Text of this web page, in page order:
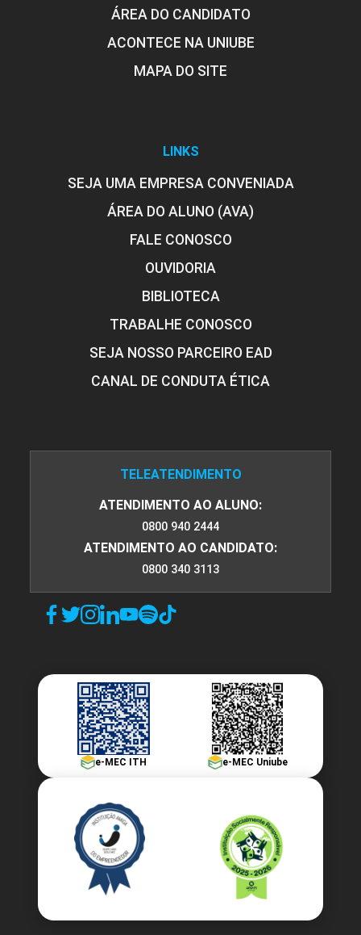
ÁREA DO CANDIDATO
ACONTECE NA UNIUBE
MAPA DO SITE
LINKS
SEJA UMA EMPRESA CONVENIADA
ÁREA DO ALUNO (AVA)
FALE CONOSCO
OUVIDORIA
BIBLIOTECA
TRABALHE CONOSCO
SEJA NOSSO PARCEIRO EAD
CANAL DE CONDUTA ÉTICA
TELEATENDIMENTO
ATENDIMENTO AO ALUNO:
0800 940 2444
ATENDIMENTO AO CANDIDATO:
0800 340 3113
e-MEC ITH e-MEC Uniube